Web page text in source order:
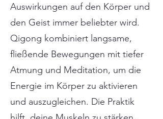
Auswirkungen auf den Körper und
den Geist immer beliebter wird.
Qigong kombiniert langsame,
fließende Bewegungen mit tiefer
Atmung und Meditation, um die
Energie im Körper zu aktivieren
und auszugleichen. Die Praktik